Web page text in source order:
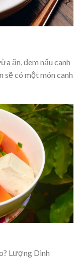
ăn, đem nấu canh
sẽ có một món canh
Lượng Dinh